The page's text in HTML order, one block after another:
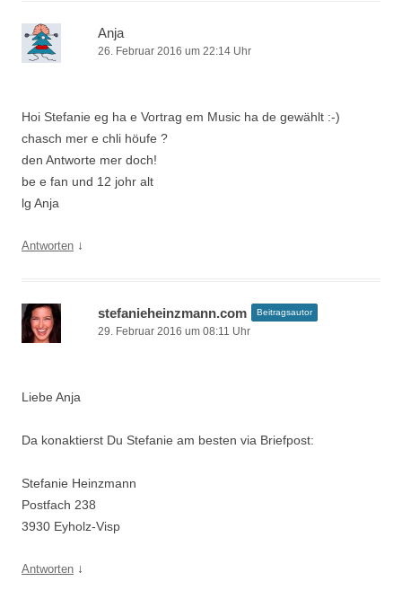
Anja
26. Februar 2016 um 22:14 Uhr
Hoi Stefanie eg ha e Vortrag em Music ha de gewählt :-)
chasch mer e chli höufe ?
den Antworte mer doch!
be e fan und 12 johr alt
lg Anja
Antworten ↓
stefanieheinzmann.com Beitragsautor
29. Februar 2016 um 08:11 Uhr
Liebe Anja
Da konaktierst Du Stefanie am besten via Briefpost:
Stefanie Heinzmann
Postfach 238
3930 Eyholz-Visp
Antworten ↓